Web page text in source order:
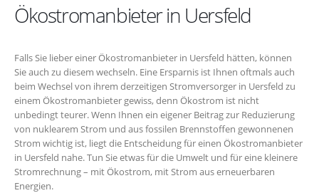
Ökostromanbieter in Uersfeld
Falls Sie lieber einer Ökostromanbieter in Uersfeld hätten, können
Sie auch zu diesem wechseln. Eine Ersparnis ist Ihnen oftmals auch
beim Wechsel von ihrem derzeitigen Stromversorger in Uersfeld zu
einem Ökostromanbieter gewiss, denn Ökostrom ist nicht
unbedingt teurer. Wenn Ihnen ein eigener Beitrag zur Reduzierung
von nuklearem Strom und aus fossilen Brennstoffen gewonnenen
Strom wichtig ist, liegt die Entscheidung für einen Ökostromanbieter
in Uersfeld nahe. Tun Sie etwas für die Umwelt und für eine kleinere
Stromrechnung – mit Ökostrom, mit Strom aus erneuerbaren
Energien.